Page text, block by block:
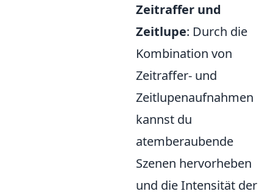
Zeitraffer und
Zeitlupe: Durch die
Kombination von
Zeitraffer- und
Zeitlupenaufnahmen
kannst du
atemberaubende
Szenen hervorheben
und die Intensität der